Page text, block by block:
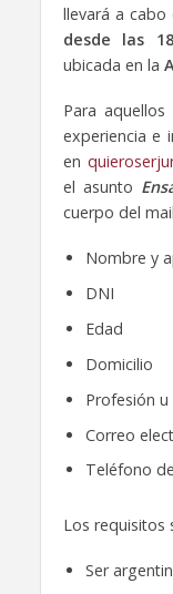
llevará a
desde las
ubicada en la
Para
experiencia e
en
el asunto
cuerpo del
Nombre y
DNI
Edad
Domicilio
Profesión
Correo
Teléfono
Los requisitos
Ser